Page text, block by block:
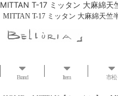
MITTAN T-17 ミッタン 大麻綿天
MITTAN T-17 ミッタン 大麻綿天竺
Brand Item 市松